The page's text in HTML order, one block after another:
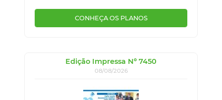
CONHEÇA OS PLANOS
Edição Impressa Nº 7450
08/08/2026